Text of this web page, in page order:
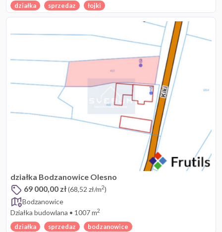
działka sprzedaz łojki
działka Bodzanowice Olesno
69 000,00 zł(68,52 zł/m2)
Bodzanowice
Działka budowlana • 1007 m2
działka sprzedaz bodzanowice